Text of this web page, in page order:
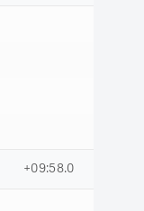
+09:58.0